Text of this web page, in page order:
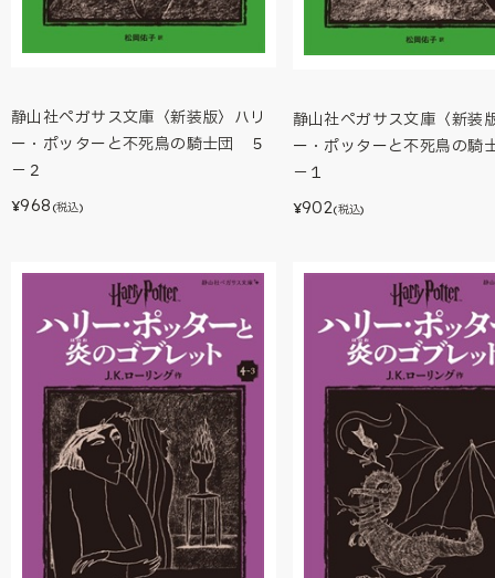
静山社ペガサス文庫〈新装版〉ハリ
ー・ポッターと不死鳥の騎士団 ５
－２
¥968 (税込)
静山社ペガサス文庫〈新装
ー・ポッターと不死鳥の
－１
¥902(税込)